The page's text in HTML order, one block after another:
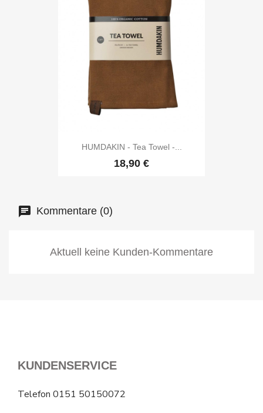
HUMDAKIN - Tea Towel -...
18,90 €
Kommentare (0)
Aktuell keine Kunden-Kommentare
KUNDENSERVICE
Telefon 0151 50150072